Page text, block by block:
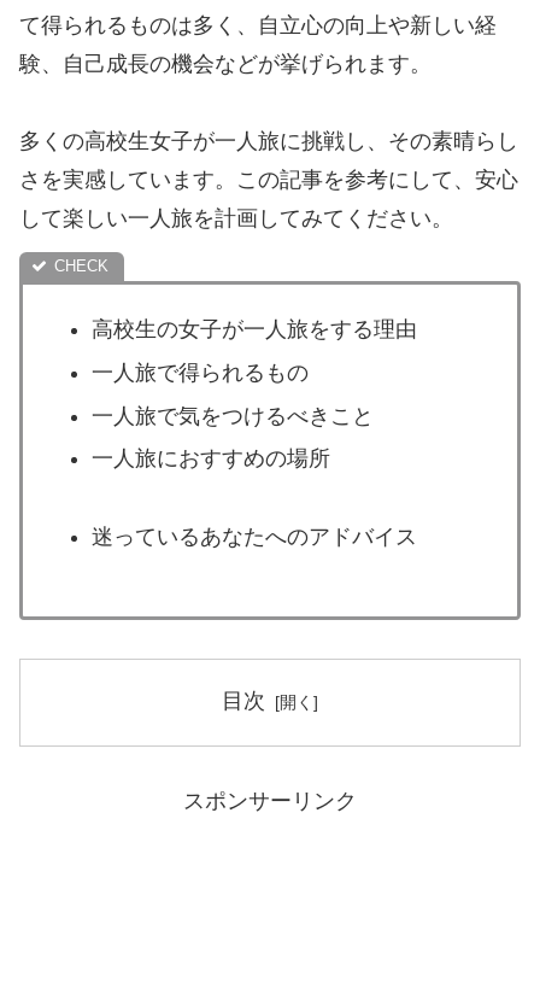
て得られるものは多く、自立心の向上や新しい経
験、自己成長の機会などが挙げられます。
多くの高校生女子が一人旅に挑戦し、その素晴らし
さを実感しています。この記事を参考にして、安心
して楽しい一人旅を計画してみてください。
高校生の女子が一人旅をする理由
一人旅で得られるもの
一人旅で気をつけるべきこと
一人旅におすすめの場所
迷っているあなたへのアドバイス
目次
スポンサーリンク